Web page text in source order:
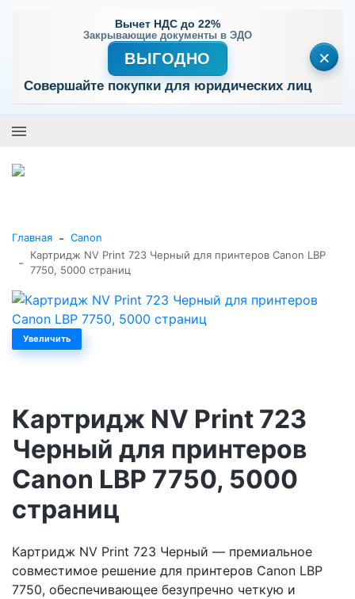
Вычет НДС до 22%
Закрывающие документы в ЭДО
ВЫГОДНО
Совершайте покупки для юридических лиц
×
Главная - Canon
-
Картридж NV Print 723 Черный для принтеров Canon LBP
7750, 5000 страниц
Увеличить
Картридж NV Print 723
Черный для принтеров
Canon LBP 7750, 5000
страниц
Картридж NV Print 723 Черный — премиальное
совместимое решение для принтеров Canon LBP
7750, обеспечивающее безупречно четкую и